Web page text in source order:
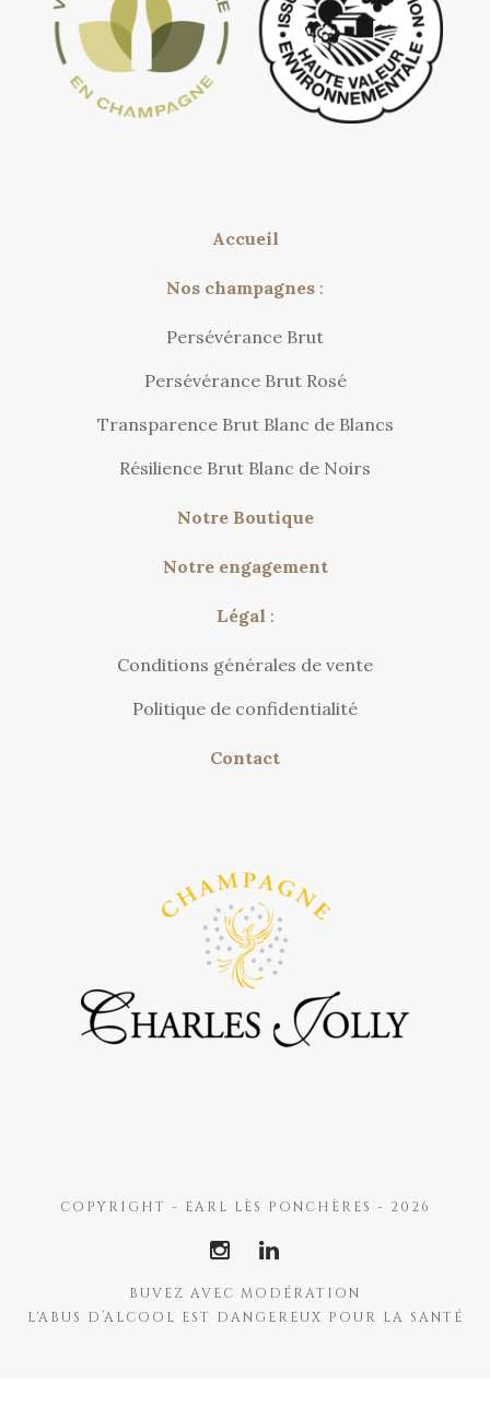
Accueil
Nos champagnes :
Persévérance Brut
Persévérance Brut Rosé
Transparence Brut Blanc de Blancs
Résilience Brut Blanc de Noirs
Notre Boutique
Notre engagement
Légal :
Conditions générales de vente
Politique de confidentialité
Contact
COPYRIGHT - EARL LÈS PONCHÈRES - 2026
BUVEZ AVEC MODÉRATION
L'ABUS D’ALCOOL EST DANGEREUX POUR LA SANTÉ